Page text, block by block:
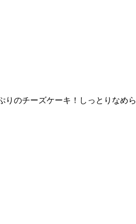
りのチーズケーキ！しっとりなめら